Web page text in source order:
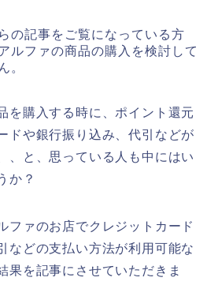
の記事をご覧になっている方
ルファの商品の購入を検討して
。
を購入する時に、ポイント還元
ドや銀行振り込み、代引などが
、と、思っている人も中にはい
か？
ファのお店でクレジットカード
などの支払い方法が利用可能な
果を記事にさせていただきま